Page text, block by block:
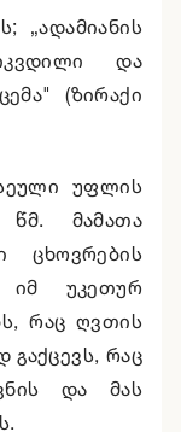
„ადამიანის
და
(ზირაქი
უფლის
წმ. მამათა
ცხოვრების
იმ უკეთურ
რაც ღვთის
გაქცევს, რაც
და მას